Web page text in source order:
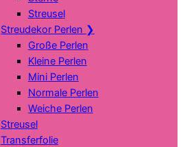
Streusel
Streudekor Perlen ❯
Große Perlen
Kleine Perlen
Mini Perlen
Normale Perlen
Weiche Perlen
Streusel
Transferfolie